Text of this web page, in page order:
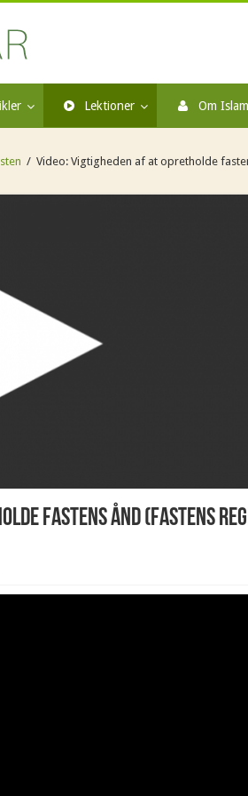
Lektioner Om
/ Video: Vigtigheden af at opretholde
fastens ånd (fastens